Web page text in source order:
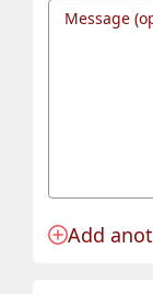
Message
Add